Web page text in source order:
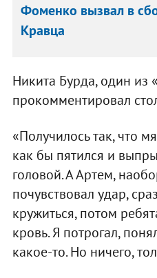
Фоменко вызвал в
Кравца
Никита Бурда, один из
прокомментировал
«Получилось так, что
как бы пятился и
головой. А Артем,
почувствовал удар,
кружиться, потом
кровь. Я потрогал,
какое-то. Но ничего,